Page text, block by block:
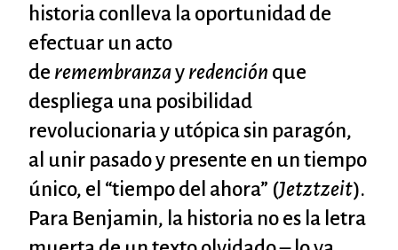
historia conlleva la oportunidad de
efectuar un acto
de remembranzay redención que
despliega una posibilidad
revolucionaria y utópica sin paragón,
al unir pasado y presente en un tiempo
único, el “tiempo del ahora” (Jetztzeit).
Para Benjamin, la historia no es la letra